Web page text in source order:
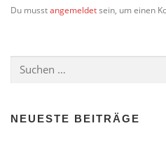
Du musstangemeldetsein, um einen
nach:
NEUESTE BEITRÄGE